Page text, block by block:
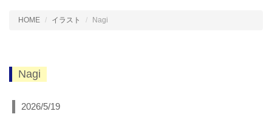
HOME イラスト Nagi
Nagi
2026/5/19